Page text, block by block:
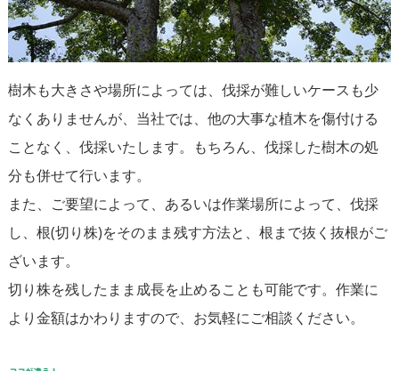
樹木も大きさや場所によっては、伐採が難しいケースも少
なくありませんが、当社では、他の大事な植木を傷付ける
ことなく、伐採いたします。もちろん、伐採した樹木の処
分も併せて行います。
また、ご要望によって、あるいは作業場所によって、伐採
し、根(切り株)をそのまま残す方法と、根まで抜く抜根がご
ざいます。
切り株を残したまま成⻑を止めることも可能です。作業に
より金額はかわりますので、お気軽にご相談ください。